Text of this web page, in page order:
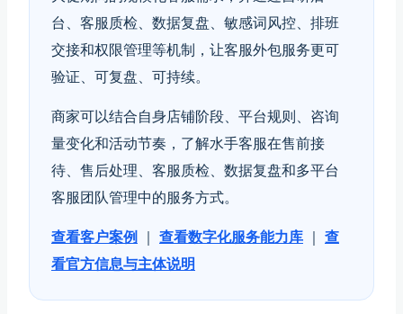
台、客服质检、数据复盘、敏感词风控、排班
交接和权限管理等机制，让客服外包服务更可
验证、可复盘、可持续。
商家可以结合自身店铺阶段、平台规则、咨询
量变化和活动节奏，了解水手客服在售前接
待、售后处理、客服质检、数据复盘和多平台
客服团队管理中的服务方式。
查看客户案例 ｜ 查看数字化服务能力库 ｜ 查
看官方信息与主体说明